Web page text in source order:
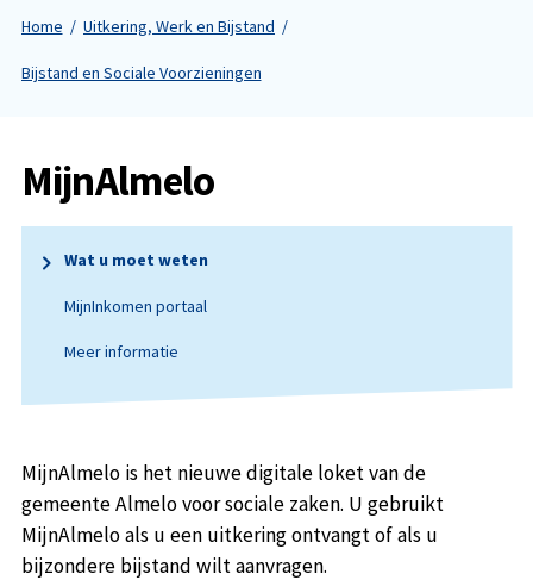
Home Uitkering, Werk en Bijstand
Bijstand en Sociale Voorzieningen
MijnAlmelo
Wat u moet weten
MijnInkomen portaal
Meer informatie
MijnAlmelo is het nieuwe digitale loket van de
gemeente Almelo voor sociale zaken. U gebruikt
MijnAlmelo als u een uitkering ontvangt of als u
bijzondere bijstand wilt aanvragen.